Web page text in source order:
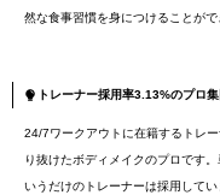
然な食事習慣を身につけることがで
トレーナー採用率3.13%のプロ集
24/7ワークアウトに在籍するトレ
り抜けたボディメイクのプロです
いうだけのトレーナーは採用して